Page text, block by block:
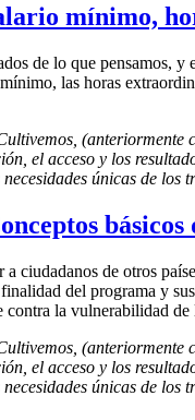
mínimo,
de lo que pensamos,
las horas
el acceso y los
únicas de los
ciudadanos de otros
del programa y
la vulnerabilidad de
el acceso y los
únicas de los